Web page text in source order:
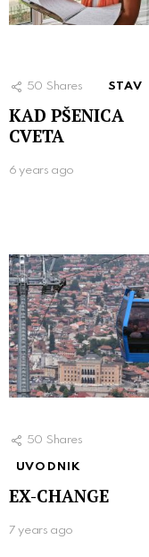
50 Shares STAV
KAD PŠENICA
CVETA
6 years ago
50 Shares
UVODNIK
EX-CHANGE
7 years ago